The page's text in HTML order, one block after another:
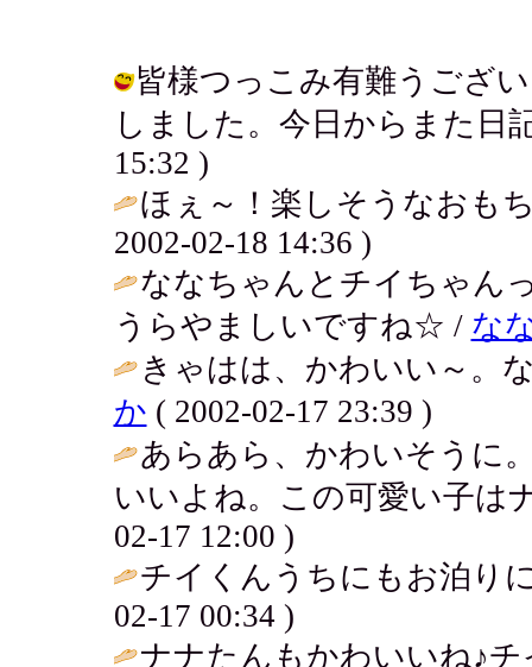
皆様つっこみ有難うござ
しました。今日からまた日
15:32 )
ほぇ～！楽しそうなおも
2002-02-18 14:36 )
ななちゃんとチイちゃん
うらやましいですね☆ / な
きゃはは、かわいい～。
か ( 2002-02-17 23:39 )
あらあら、かわいそうに
いいよね。この可愛い子は
02-17 12:00 )
チイくんうちにもお泊り
02-17 00:34 )
ナナたんもかわいいね♪